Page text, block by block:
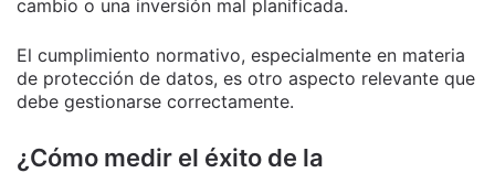
cambio o una inversión mal planificada.
El cumplimiento normativo, especialmente en materia
de protección de datos, es otro aspecto relevante que
debe gestionarse correctamente.
¿Cómo medir el éxito de la